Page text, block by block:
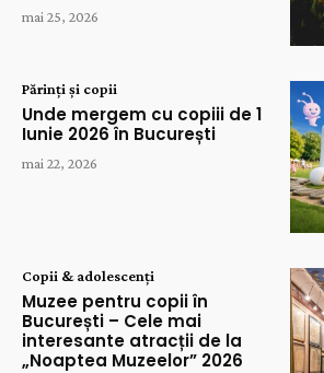
mai 25, 2026
Părinți și copii
Unde mergem cu copiii de 1
Iunie 2026 în București
mai 22, 2026
Copii & adolescenți
Muzee pentru copii în
București – Cele mai
interesante atracții de la
„Noaptea Muzeelor” 2026